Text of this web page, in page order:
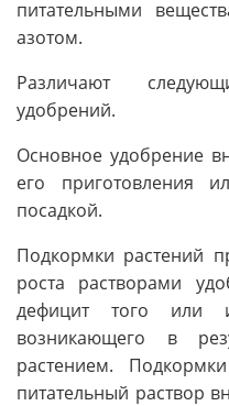
питательными
азотом.
Различают
удобрений.
Основное удобрение
его приготовления
посадкой.
Подкормки растений
роста растворами
дефицит того или
возникающего в
растением.
питательный раствор